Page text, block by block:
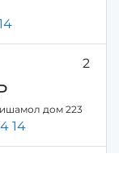
2
дом 223
14